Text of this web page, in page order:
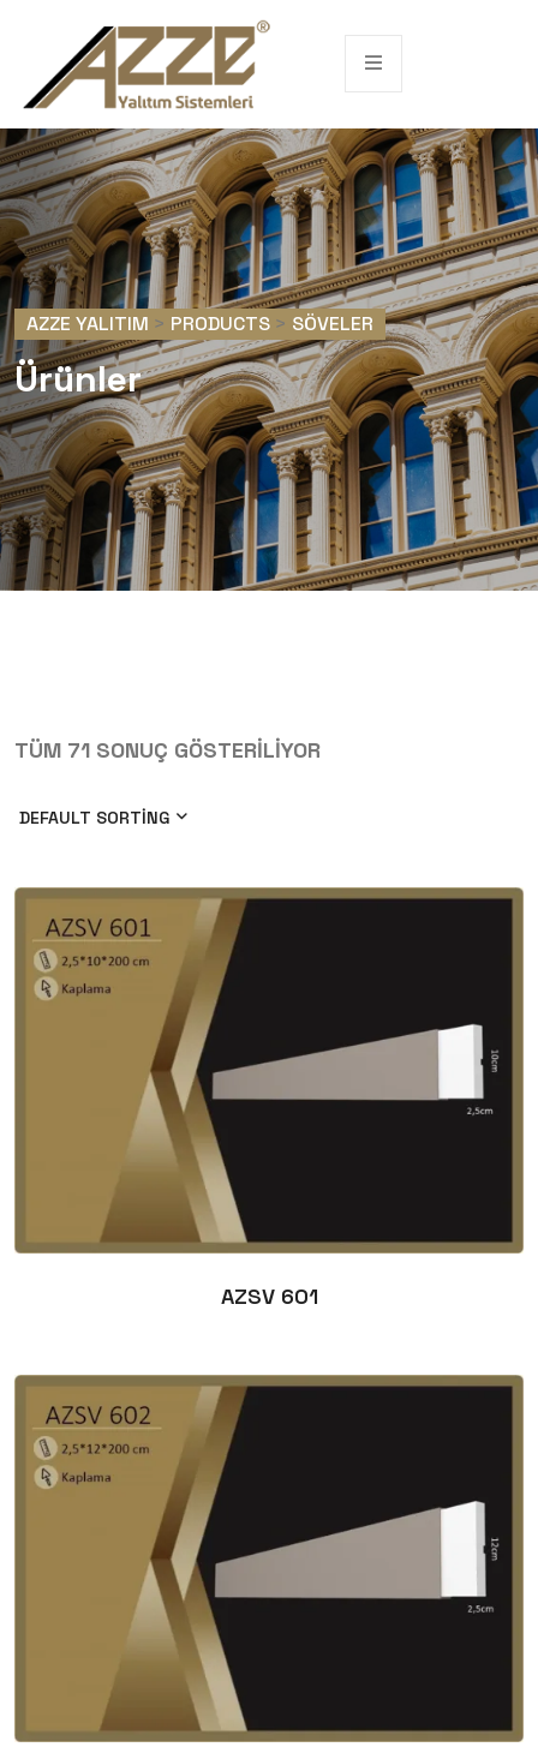
AZZE YALITIM > PRODUCTS > SÖVELER
Ürünler
TÜM 71 SONUÇ GÖSTERILIYOR
DEFAULT SORTING
AZSV 601